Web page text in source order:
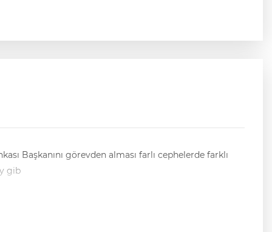
Başkanını görevden alması farlı cephelerde farklı
gib